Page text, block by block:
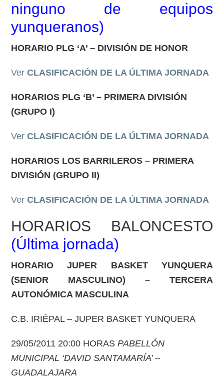
ninguno de equipos
yunqueranos)
HORARIO PLG ‘A’ – DIVISIÓN DE HONOR
VerCLASIFICACIÓN DE LA ÚLTIMA JORNADA
HORARIOS PLG ‘B’ – PRIMERA DIVISIÓN
(GRUPO I)
VerCLASIFICACIÓN DE LA ÚLTIMA JORNADA
HORARIOS LOS BARRILEROS – PRIMERA
DIVISIÓN (GRUPO II)
VerCLASIFICACIÓN DE LA ÚLTIMA JORNADA
HORARIOS BALONCESTO
(Última jornada)
HORARIO JUPER BASKET YUNQUERA
(SENIOR MASCULINO) – TERCERA
AUTONÓMICA MASCULINA
C.B. IRIÉPAL – JUPER BASKET YUNQUERA
29/05/2011 20:00 HORASPABELLÓN
MUNICIPAL ‘DAVID SANTAMARÍA’ –
GUADALAJARA